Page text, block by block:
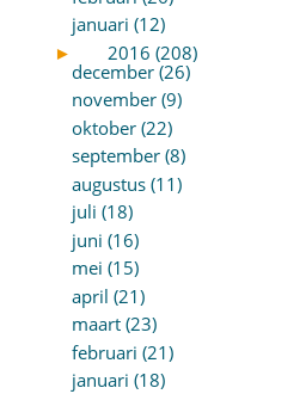
januari (12)
►
2016 (208)
december (26)
november (9)
oktober (22)
september (8)
augustus (11)
juli (18)
juni (16)
mei (15)
april (21)
maart (23)
februari (21)
januari (18)